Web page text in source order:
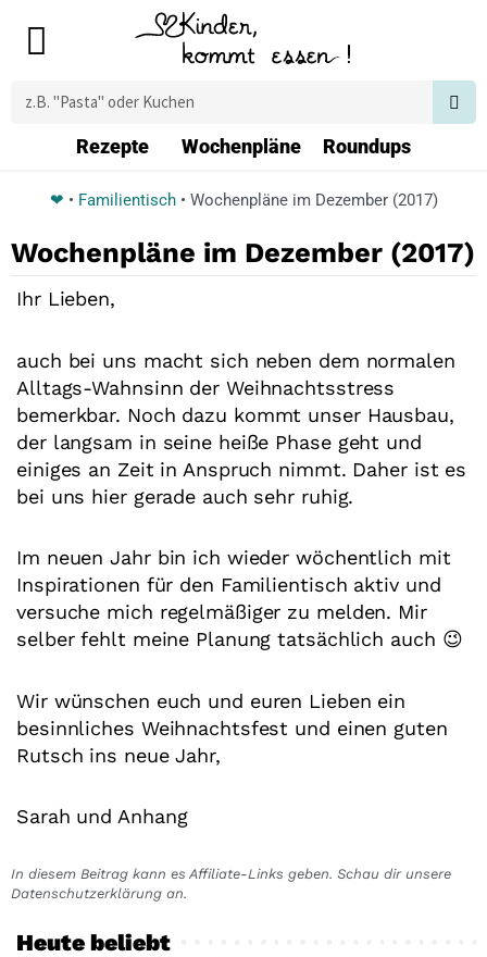
Main
Suche
Rezepte Wochenpläne Roundups
❤ • Familientisch• Wochenpläne im Dezember (2017)
Wochenpläne im Dezember (2017)
Ihr Lieben,
auch bei uns macht sich neben dem normalen
Alltags-Wahnsinn der Weihnachtsstress
bemerkbar. Noch dazu kommt unser Hausbau,
der langsam in seine heiße Phase geht und
einiges an Zeit in Anspruch nimmt. Daher ist es
bei uns hier gerade auch sehr ruhig.
Im neuen Jahr bin ich wieder wöchentlich mit
Inspirationen für den Familientisch aktiv und
versuche mich regelmäßiger zu melden. Mir
selber fehlt meine Planung tatsächlich auch 😉
Wir wünschen euch und euren Lieben ein
besinnliches Weihnachtsfest und einen guten
Rutsch ins neue Jahr,
Sarah und Anhang
In diesem Beitrag kann es Affiliate-Links geben. Schau dir unsere
Datenschutzerklärung an.
Heute beliebt